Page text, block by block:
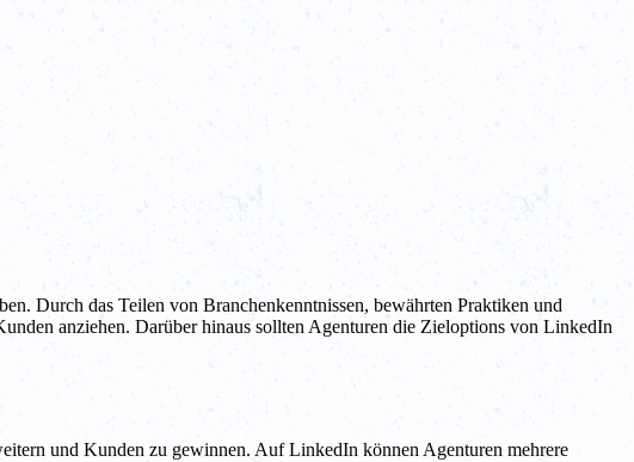
Durch das Teilen von Branchenkenntnissen, bewährten Praktiken und
anziehen. Darüber hinaus sollten Agenturen die Zieloptions von LinkedIn
und Kunden zu gewinnen. Auf LinkedIn können Agenturen mehrere